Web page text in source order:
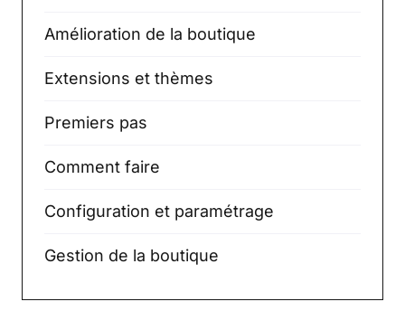
Amélioration de la boutique
Extensions et thèmes
Premiers pas
Comment faire
Configuration et paramétrage
Gestion de la boutique